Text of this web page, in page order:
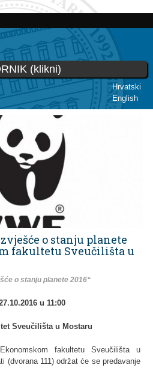
Hrvatski
English
(klikni)
o stanju planete
fakultetu Sveučilišta u
o stanju planete 2016“
u 11:00
Sveučilišta u Mostaru
fakultetu Sveučilišta u
(dvorana 111) održat će se predavanje